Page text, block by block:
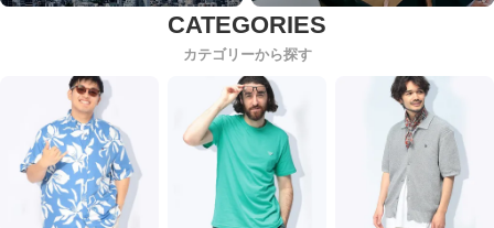
カテゴリーから探す